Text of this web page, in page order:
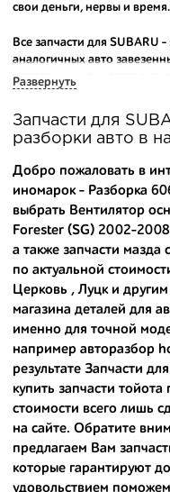
свои деньги, нервы и время.
Все запчасти для SUBARU
аналогичных авто
исправны и находятся в
производителя.
Вашему вниманию
автозапчастей для
популярных марок. Мы
высококачественные
аналогов.
Многие наши оптовые
разборку как надежного и
требуется приобрести
автомобилей, то
подберут вам товар и
правильным выбором по
Купить комплектующие для
Ведь наши запчасти:
- доступные по цене;
- сняты только с
европейским и японским
Развернуть
Запчасти для
разборки авто в
Добро пожаловать в
иномарок - Разборка
выбрать Вентилятор
Forester (SG) 2002-
а также запчасти мазда
по актуальной
Церковь , Луцк и
магазина деталей для
именно для точной
например авторазбор
результате Запчасти
купить запчасти
стоимости всего лишь
на сайте. Обратите
предлагаем Вам
которые гарантируют
удовольствием